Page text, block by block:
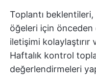
Toplantı
öğeleri için
iletişimi kolaylaştırır
Haftalık kontrol
değerlendirmeleri